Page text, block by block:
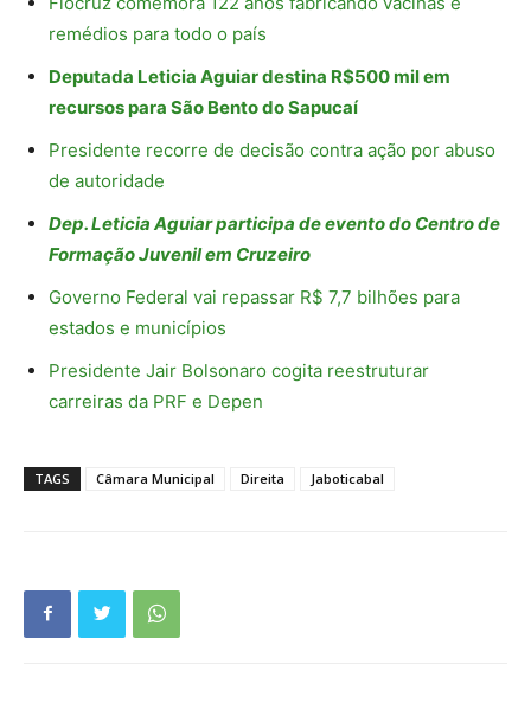
remédios para todo o país
Deputada Leticia Aguiar destina R$500 mil em
recursos para São Bento do Sapucaí
Presidente recorre de decisão contra ação por abuso
de autoridade
Dep. Leticia Aguiar participa de evento do Centro de
Formação Juvenil em Cruzeiro
Governo Federal vai repassar R$ 7,7 bilhões para
estados e municípios
Presidente Jair Bolsonaro cogita reestruturar
carreiras da PRF e Depen
TAGS Câmara Municipal Direita Jaboticabal